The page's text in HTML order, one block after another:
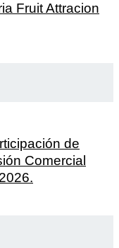
Fruit Attracion
de
Comercial